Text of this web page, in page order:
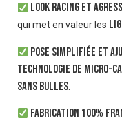
Look Racing et
qui met en valeur les
Pose simplifiée et
technologie de micro-
sans bulles
Fabrication 100%